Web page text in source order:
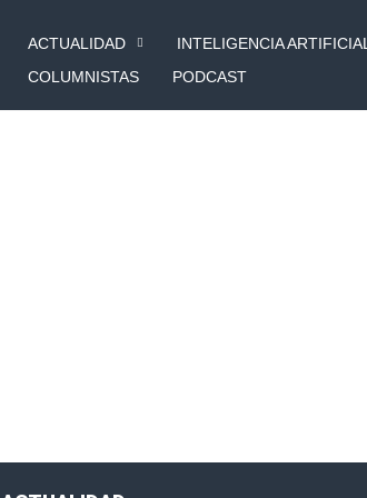
ACTUALIDAD INTELIGENCIA ARTIFICIAL
COLUMNISTAS
PODCAST